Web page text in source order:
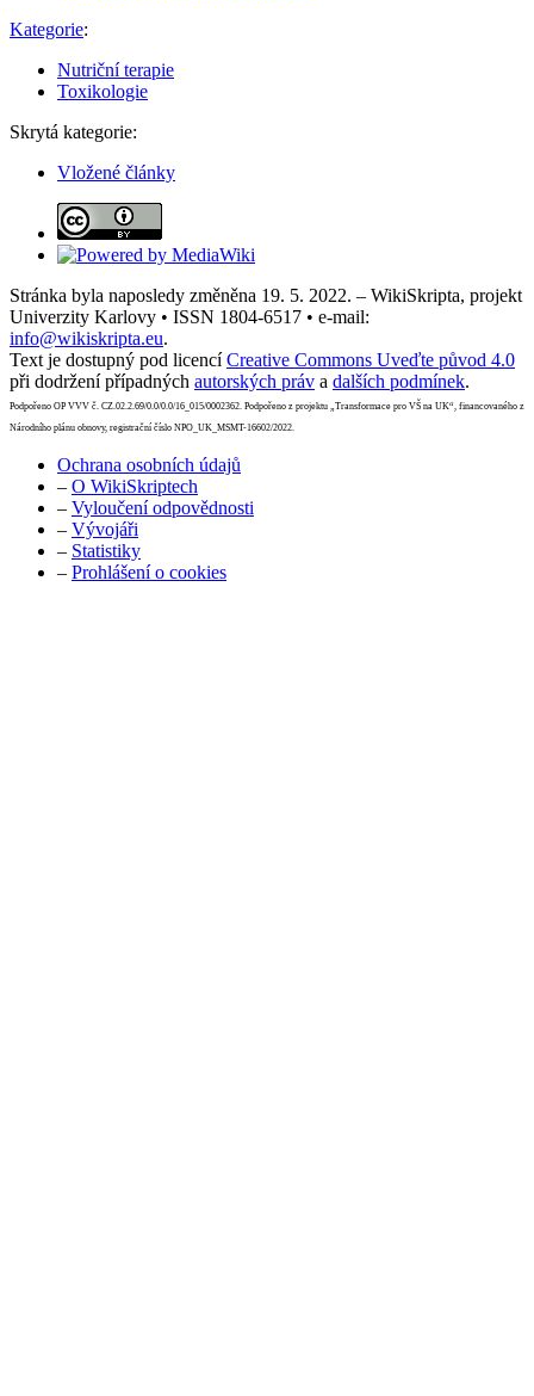
Kategorie:
Nutriční terapie
Toxikologie
Skrytá kategorie:
Vložené články
Stránka byla naposledy změněna 19. 5. 2022. – WikiSkripta, projekt
Univerzity Karlovy • ISSN 1804-6517 • e-mail:
info@wikiskripta.eu.
Text je dostupný pod licencíCreative Commons Uveďte původ 4.0
při dodržení případných autorských práv a dalších podmínek.
Podpořeno OP VVV č. CZ.02.2.69/0.0/0.0/16_015/0002362. Podpořeno z projektu „Transformace pro VŠ na UK“, financovaného z
Národního plánu obnovy, registrační číslo NPO_UK_MSMT-16602/2022.
Ochrana osobních údajů
– O WikiSkriptech
– Vyloučení odpovědnosti
– Vývojáři
– Statistiky
– Prohlášení o cookies